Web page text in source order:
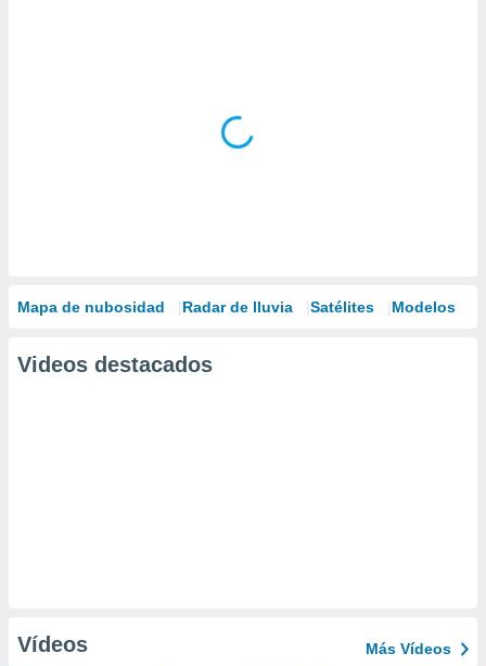
Mapa de nubosidad Radar de lluvia Satélites Modelos
Videos destacados
Vídeos Más Vídeos